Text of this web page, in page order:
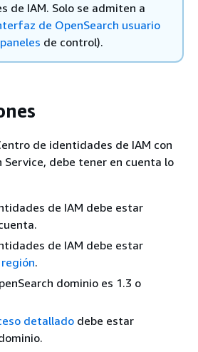
de IAM. Solo se admiten a
de OpenSearch usuario
de control).
de identidades de IAM con
Service, debe tener en cuenta lo
de IAM debe estar
de IAM debe estar
región.
dominio es 1.3 o
detallado debe estar